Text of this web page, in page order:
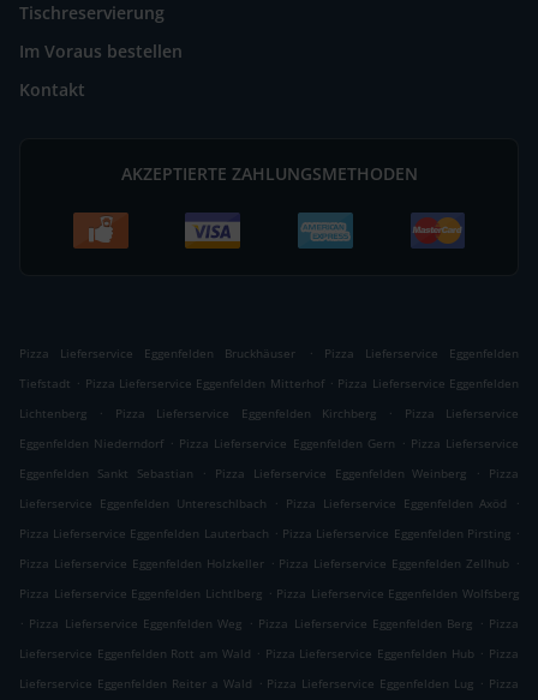
Tischreservierung
Im Voraus bestellen
Kontakt
AKZEPTIERTE ZAHLUNGSMETHODEN
Pizza Lieferservice Eggenfelden Bruckhäuser .
Pizza Lieferservice Eggenfelden
Tiefstadt . Pizza Lieferservice Eggenfelden Mitterhof . Pizza Lieferservice Eggenfelden
Lichtenberg
. Pizza Lieferservice Eggenfelden Kirchberg .
Pizza Lieferservice
Eggenfelden Niederndorf . Pizza Lieferservice Eggenfelden Gern . Pizza Lieferservice
Eggenfelden Sankt Sebastian
. Pizza Lieferservice Eggenfelden Weinberg .
Pizza
Lieferservice Eggenfelden Untereschlbach
. Pizza Lieferservice Eggenfelden Axöd
.
Pizza Lieferservice Eggenfelden Lauterbach . Pizza Lieferservice Eggenfelden Pirsting .
Pizza Lieferservice Eggenfelden Holzkeller . Pizza Lieferservice Eggenfelden Zellhub .
Pizza Lieferservice Eggenfelden Lichtlberg . Pizza Lieferservice Eggenfelden Wolfsberg
. Pizza Lieferservice Eggenfelden Weg . Pizza Lieferservice Eggenfelden Berg . Pizza
Lieferservice Eggenfelden Rott am Wald . Pizza Lieferservice Eggenfelden Hub . Pizza
Lieferservice Eggenfelden Reiter a Wald . Pizza Lieferservice Eggenfelden Lug . Pizza